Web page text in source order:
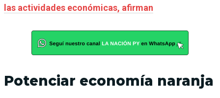
las actividades económicas, afirman
Potenciar economía naranja